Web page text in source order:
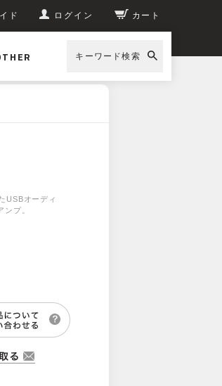
ド ログイン カート
キーワード検索
USBオーディ
プ。